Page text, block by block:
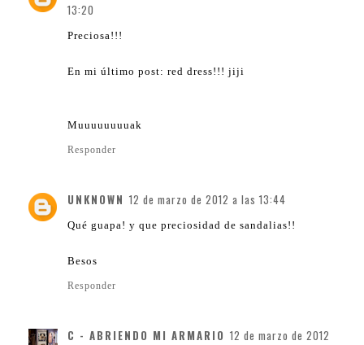
13:20
Preciosa!!!
En mi último post: red dress!!! jiji
Muuuuuuuuak
Responder
UNKNOWN 12 de marzo de 2012 a las 13:44
Qué guapa! y que preciosidad de sandalias!!
Besos
Responder
C - ABRIENDO MI ARMARIO 12 de marzo de 2012